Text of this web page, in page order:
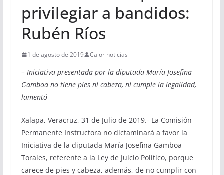
privilegiar a bandidos:
Rubén Ríos
1 de agosto de 2019 Calor noticias
– Iniciativa presentada por la diputada María Josefina
Gamboa no tiene pies ni cabeza, ni cumple la legalidad,
lamentó
Xalapa, Veracruz, 31 de Julio de 2019.- La Comisión
Permanente Instructora no dictaminará a favor la
Iniciativa de la diputada María Josefina Gamboa
Torales, referente a la Ley de Juicio Político, porque
carece de pies y cabeza, además, de no cumplir con